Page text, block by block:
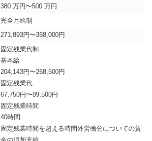
380 万円〜500 万円
完全月給制
271,893円〜358,000円
固定残業代制
基本給
204,143円〜268,500円
固定残業代
67,750円〜89,500円
固定残業時間
40時間
固定残業時間を超える時間外労働分についての賃